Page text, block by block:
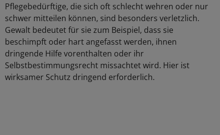
Pflegebedürftige, die sich oft schlecht wehren oder nur
schwer mitteilen können, sind besonders verletzlich.
Gewalt bedeutet für sie zum Beispiel, dass sie
beschimpft oder hart angefasst werden, ihnen
dringende Hilfe vorenthalten oder ihr
Selbstbestimmungsrecht missachtet wird. Hier ist
wirksamer Schutz dringend erforderlich.